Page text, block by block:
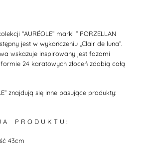
“AURÉOLE” marki ” PORZELLAN
jest w wykończeniu „Clair de luna”.
wskazuje inspirowany jest fazami
24 karatowych złoceń zdobią całą
”znajdują się inne pasujące produkty:
A P R O D U K T U :
43cm